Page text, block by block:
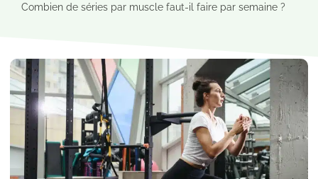
Combien de séries par muscle faut-il faire par semaine ?